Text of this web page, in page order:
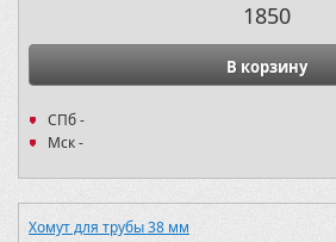
1850
В корзину
СПб -
Мск -
Хомут для трубы 38 мм